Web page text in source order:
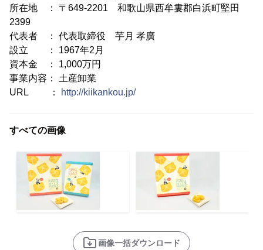
所在地 ： 〒649-2201 和歌山県西牟婁郡白浜町堅田
2399
代表者 ： 代表取締役 芋月 孝廣
設立 ： 1967年2月
資本金 ： 1,000万円
事業内容： 土産卸業
URL ：
http://kiikankou.jp/
すべての画像
画像一括ダウンロード